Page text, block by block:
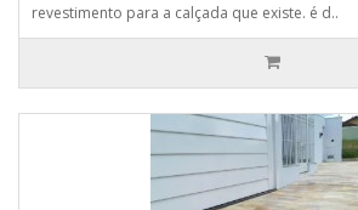
revestimento para a calçada que existe. é d..